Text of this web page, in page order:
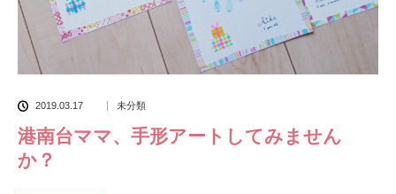
2019.03.17 未分類
港南台ママ、手形アートしてみません
か？